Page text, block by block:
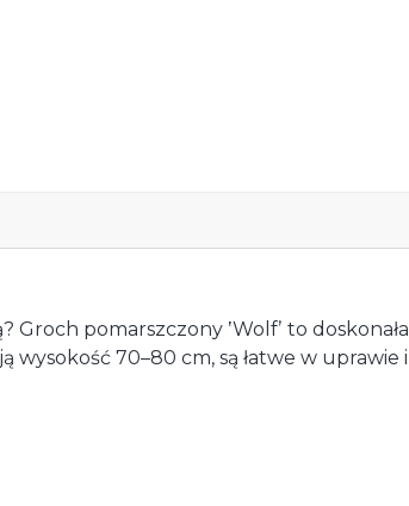
pomarszczony ʽWolfʼ to
70–80 cm, są łatwe w uprawie